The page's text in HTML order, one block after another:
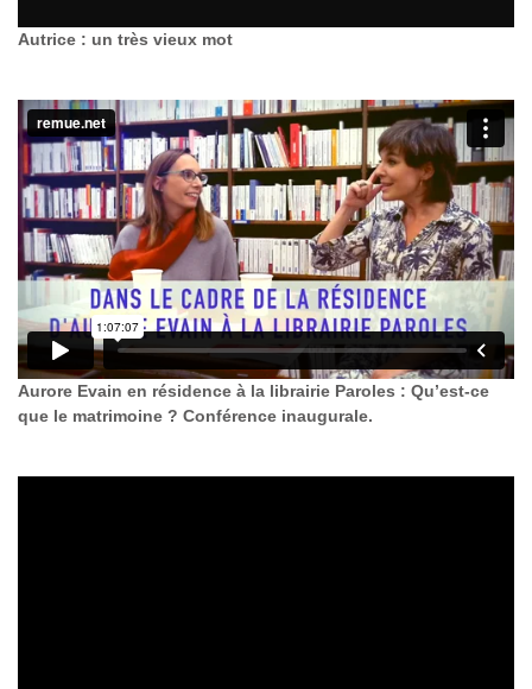
Autrice : un très vieux mot
Aurore Evain en résidence à la librairie Paroles : Qu’est-ce
que le matrimoine ? Conférence inaugurale.